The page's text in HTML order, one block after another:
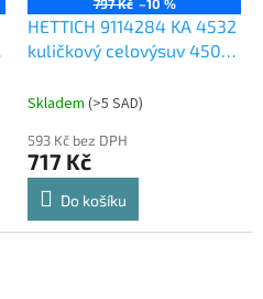
797 Kč –10 %
HETTICH 9114284 KA 4532
kuličkový celovýsuv 450
Skladem (>5 SAD)
593 Kč bez DPH
717 Kč
Do košíku